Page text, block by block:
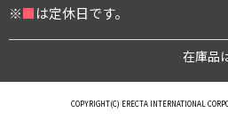
※■は定休日です。
在庫品
COPYRIGHT(C) ERECTA INTERNATIONAL